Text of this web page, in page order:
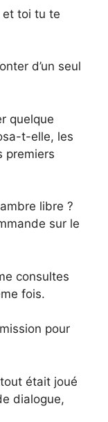
et toi tu te
d’un seul
quelque
t-elle, les
premiers
libre ?
sur le
consultes
fois.
pour
était joué
dialogue,